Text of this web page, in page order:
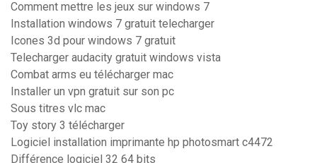
Comment mettre les jeux sur windows 7
Installation windows 7 gratuit telecharger
Icones 3d pour windows 7 gratuit
Telecharger audacity gratuit windows vista
Combat arms eu télécharger mac
Installer un vpn gratuit sur son pc
Sous titres vlc mac
Toy story 3 télécharger
Logiciel installation imprimante hp photosmart c4472
Différence logiciel 32 64 bits